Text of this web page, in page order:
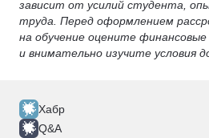
зависит от усилий студента,
труда. Перед оформлением
на обучение оцените
и внимательно изучите условия
Хабр
Q&A